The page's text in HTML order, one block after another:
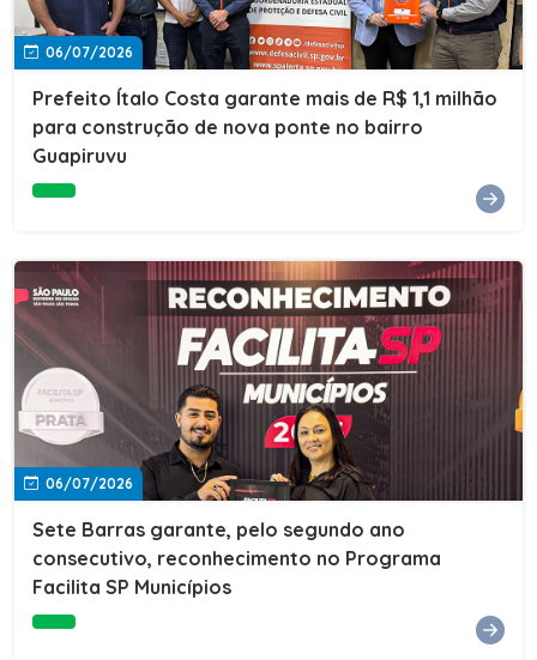
06/07/2026
Prefeito Ítalo Costa garante mais de R$ 1,1 milhão
para construção de nova ponte no bairro
Guapiruvu
06/07/2026
Sete Barras garante, pelo segundo ano
consecutivo, reconhecimento no Programa
Facilita SP Municípios